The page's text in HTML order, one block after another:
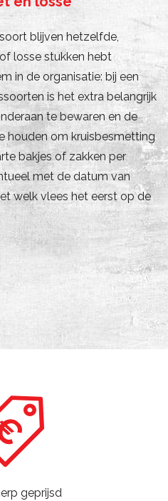
blijven hetzelfde,
losse stukken hebt
in de organisatie: bij een
is het extra belangrijk
te bewaren en de
houden om kruisbesmetting
bakjes of zakken per
met de datum van
welk vlees het eerst op de
geprijsd